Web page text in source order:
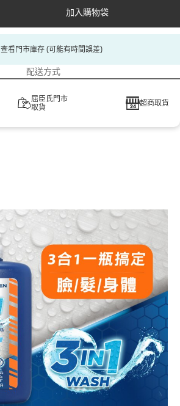
加入購物袋
查看門市庫存 (可能有時間誤差)
配送方式
屈臣氏門市
取貨
超商取貨